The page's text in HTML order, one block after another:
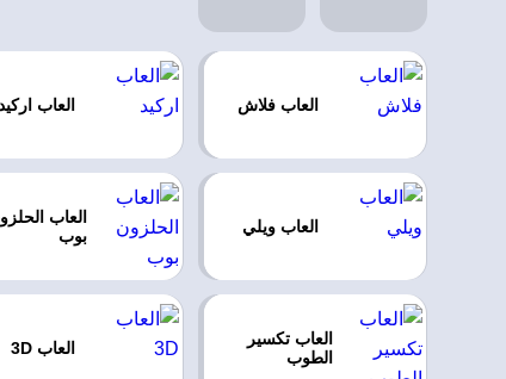
العاب فلاش العاب
العاب ويلي
العاب
بوب
العاب تكسير
الطوب
العاب 3D